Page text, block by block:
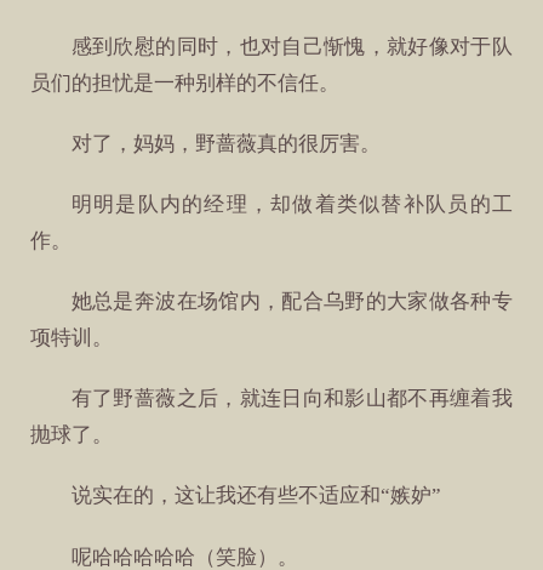
感到欣慰的同时，也对自己惭愧，就好像对于队
员们的担忧是一种别样的不信任。
对了，妈妈，野蔷薇真的很厉害。
明明是队内的经理，却做着类似替补队员的工
作。
她总是奔波在场馆内，配合乌野的大家做各种专
项特训。
有了野蔷薇之后，就连日向和影山都不再缠着我
抛球了。
说实在的，这让我还有些不适应和“嫉妒”
呢哈哈哈哈哈（笑脸）。